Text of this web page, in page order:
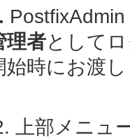
PostfixAdmin
理者として
始時にお渡
上部メニュ